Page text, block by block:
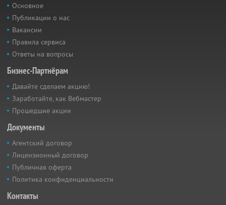
Основное
Публикации о нас
Вакансии
Правила сервиса
Ответы на вопросы
Бизнес-Партнёрам
Давайте сделаем акцию!
Заработайте, как Вебмастер
Прошедшие акции
Документы
Агентский договор
Лицензионный договор
Публичная оферта
Политика конфиденциальности
Контакты